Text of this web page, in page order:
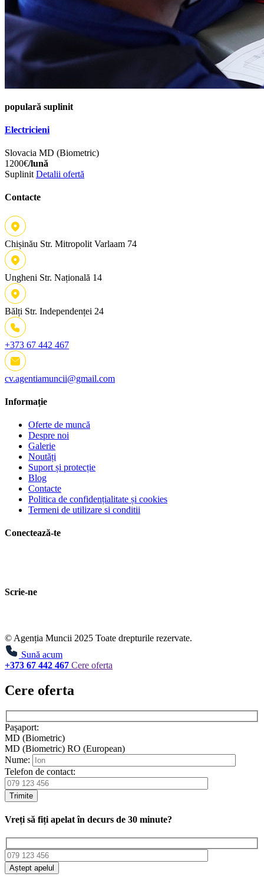
populară suplinit
Electricieni
Slovacia MD (Biometric)
1200€/lună
Suplinit Detalii ofertă
Contacte
Chișinău Str. Mitropolit Varlaam 74
Ungheni Str. Națională 14
Bălți Str. Independenței 24
+373 67 442 467
cv.agentiamuncii@gmail.com
Informație
Oferte de muncă
Despre noi
Galerie
Noutăți
Suport și protecție
Blog
Contacte
Politica de confidențialitate și cookies
Termeni de utilizare si conditii
Conectează-te
Scrie-ne
© Agenția Muncii 2025 Toate drepturile rezervate.
Sună acum
+373 67 442 467 Cere oferta
Cere oferta
Pașaport:
MD (Biometric)
MD (Biometric) RO (European)
Nume:
Telefon de contact:
Trimite
Vreți să fiți apelat în decurs de 30 minute?
Aștept apelul